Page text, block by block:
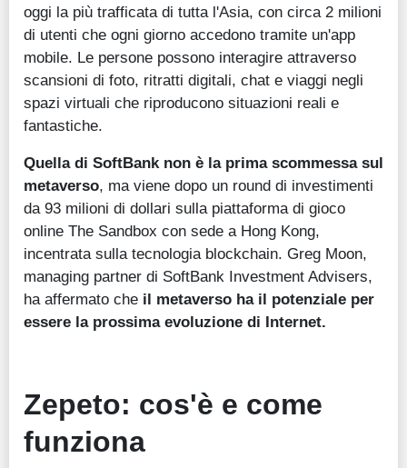
oggi la più trafficata di tutta l'Asia, con circa 2 milioni
di utenti che ogni giorno accedono tramite un'app
mobile. Le persone possono interagire attraverso
scansioni di foto, ritratti digitali, chat e viaggi negli
spazi virtuali che riproducono situazioni reali e
fantastiche.
Quella di SoftBank non è la prima scommessa sul
metaverso, ma viene dopo un round di investimenti
da 93 milioni di dollari sulla piattaforma di gioco
online The Sandbox con sede a Hong Kong,
incentrata sulla tecnologia blockchain. Greg Moon,
managing partner di SoftBank Investment Advisers,
ha affermato che il metaverso ha il potenziale per
essere la prossima evoluzione di Internet.
Zepeto: cos'è e come
funziona